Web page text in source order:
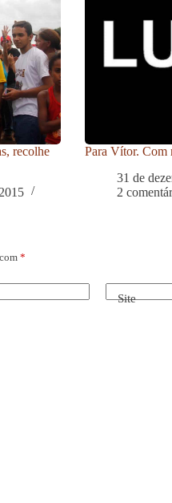
recolhe
Para Vítor. Com
31 de
2
*
Site